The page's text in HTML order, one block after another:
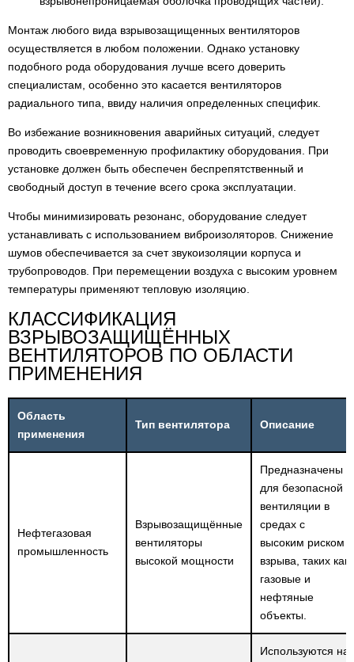
Монтаж любого вида взрывозащищенных вентиляторов
осуществляется в любом положении. Однако установку
подобного рода оборудования лучше всего доверить
специалистам, особенно это касается вентиляторов
радиального типа, ввиду наличия определенных специфик.
Во избежание возникновения аварийных ситуаций, следует
проводить своевременную профилактику оборудования. При
установке должен быть обеспечен беспрепятственный и
свободный доступ в течение всего срока эксплуатации.
Чтобы минимизировать резонанс, оборудование следует
устанавливать с использованием виброизоляторов. Снижение
шумов обеспечивается за счет звукоизоляции корпуса и
трубопроводов. При перемещении воздуха с высоким уровнем
температуры применяют тепловую изоляцию.
КЛАССИФИКАЦИЯ
ВЗРЫВОЗАЩИЩЁННЫХ
ВЕНТИЛЯТОРОВ ПО ОБЛАСТИ
ПРИМЕНЕНИЯ
Область
применения
Тип вентилятора Описание
Нефтегазовая
промышленность
Взрывозащищённые
вентиляторы
высокой мощности
Предназначены
для безопасной
вентиляции в
средах с
высоким риском
взрыва, таких как
газовые и
нефтяные
объекты.
Используются на